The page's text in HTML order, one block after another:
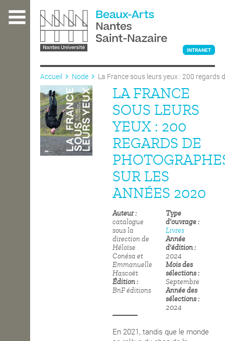
contenu
L'ÉCOLE
ENSEIGNEMENT
INTRANET
Accueil Node La France sous leurs yeux : 200
LA FRANCE
SOUS LEURS
YEUX : 200
REGARDS DE
SUR LES
ANNÉES 2020
Auteur
catalogue
sous la
direction de
Héloïse
Conésa et
Emmanuelle
Hascoët
Édition
BnF éditions
Type
d'ouvrage
Livres
Année
d'édition
2024
Mois des
sélections
Septembre
Année des
sélections
2024
En 2021, tandis que le monde